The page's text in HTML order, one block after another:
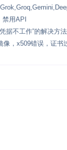
禁用API
据不工作”的解决方法
像，x509错误，证书